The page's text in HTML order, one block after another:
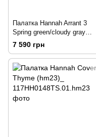
Палатка Hannah Arrant 3
Spring green/cloudy gray
(hm23)
7 590 грн